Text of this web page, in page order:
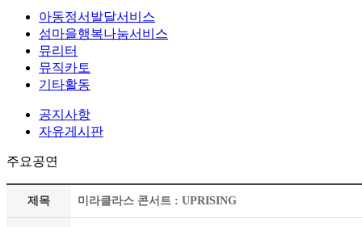
아동정서발달서비스
섬마을행복나눔서비스
뮤리터
뮤직카토
기타활동
공지사항
자유게시판
주요공연
제목 미라클라스 콘서트 : UPRISING